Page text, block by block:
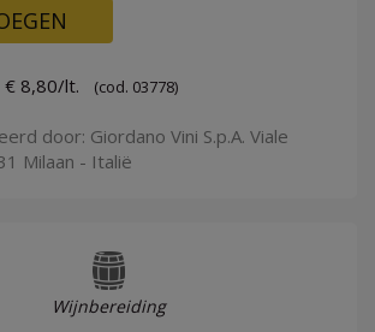
€ 8,80/lt. (cod. 03778)
door: Giordano Vini S.p.A. Viale
Milaan - Italië
Wijnbereiding